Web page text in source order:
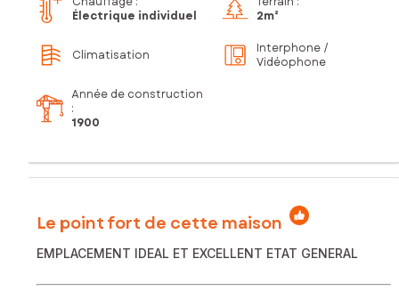
Électrique individuel
2m²
Climatisation
Interphone /
Vidéophone
Année de construction
:
1900
Le point fort de cette maison
EMPLACEMENT IDEAL ET EXCELLENT ETAT GENERAL